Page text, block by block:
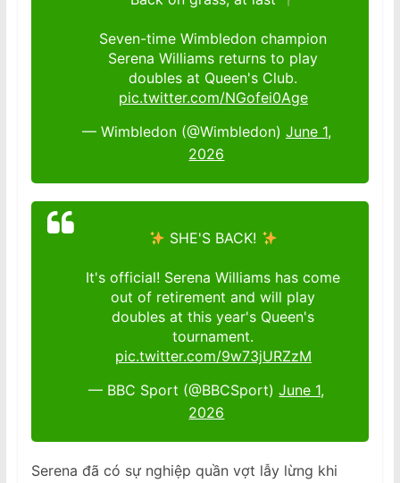
Seven-time Wimbledon champion
Serena Williams returns to play
doubles at Queen's Club.
pic.twitter.com/NGofei0Age
— Wimbledon (@Wimbledon) June 1,
2026
SHE'S BACK!
It's official! Serena Williams has come
out of retirement and will play
doubles at this year's Queen's
tournament.
pic.twitter.com/9w73jURZzM
— BBC Sport (@BBCSport)June 1,
2026
Serena đã có sự nghiệp quần vợt lẫy lừng khi